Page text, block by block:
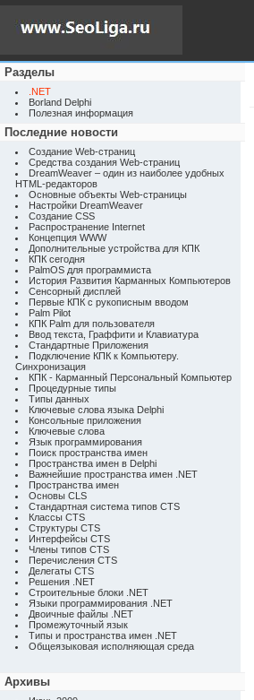
Разделы
.NET
Borland Delphi
Полезная информация
Последние новости
Создание Web-страниц
Средства создания Web-страниц
DreamWeaver – один из наиболее удобных
HTML-редакторов
Основные объекты Web-страницы
Настройки DreamWeaver
Создание CSS
Распространение Internet
Концепция WWW
Дополнительные устройства для КПК
КПК сегодня
PalmOS для программиста
История Развития Карманных Компьютеров
Сенсорный дисплей
Первые КПК с рукописным вводом
Palm Pilot
КПК Palm для пользователя
Ввод текста, Граффити и Клавиатура
Стандартные Приложения
Подключение КПК к Компьютеру.
Синхронизация
КПК - Карманный Персональный Компьютер
Процедурные типы
Типы данных
Ключевые слова языка Delphi
Консольные приложения
Ключевые слова
Язык программирования
Поиск пространства имен
Пространства имен в Delphi
Важнейшие пространства имен .NET
Пространства имен
Основы CLS
Стандартная система типов CTS
Классы CTS
Структуры CTS
Интерфейсы CTS
Члены типов CTS
Перечисления CTS
Делегаты CTS
Решения .NET
Строительные блоки .NET
Языки программирования .NET
Двоичные файлы .NET
Промежуточный язык
Типы и пространства имен .NET
Общеязыковая исполняющая среда
Архивы